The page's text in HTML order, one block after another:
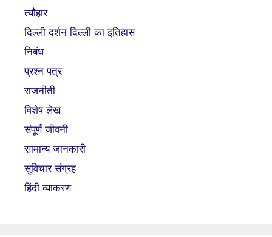
त्यौहार
दिल्ली दर्शन दिल्ली का इतिहास
निबंध
प्रश्न पत्र
राजनीती
विशेष लेख
संपूर्ण जीवनी
सामान्य जानकारी
सुविचार संग्रह
हिंदी व्याकरण